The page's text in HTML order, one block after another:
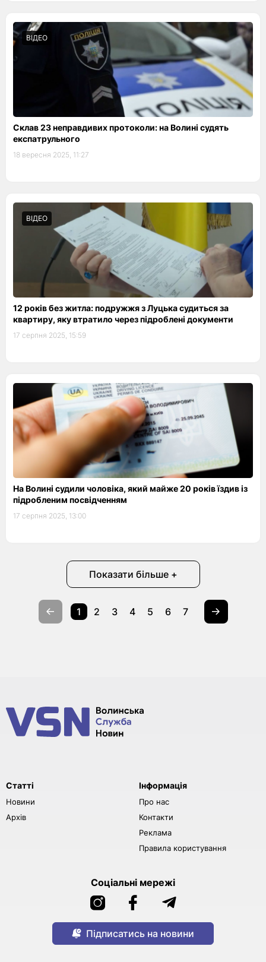
ВІДЕО
Склав 23 неправдивих протоколи: на Волині судять
експатрульного
18 вересня 2025, 11:27
ВІДЕО
12 років без житла: подружжя з Луцька судиться за
квартиру, яку втратило через підроблені документи
17 серпня 2025, 15:59
На Волині судили чоловіка, який майже 20 років їздив із
підробленим посвідченням
17 серпня 2025, 13:00
Показати більше +
1 2 3 4 5 6 7
Статті
Новини
Архів
Інформація
Про нас
Контакти
Реклама
Правила користування
Соціальні мережі
Підписатись на новини